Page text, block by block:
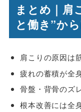
まとめ｜肩
と働き”か
肩こりの原因は
疲れの蓄積が全
骨盤・背骨のズ
根本改善には全